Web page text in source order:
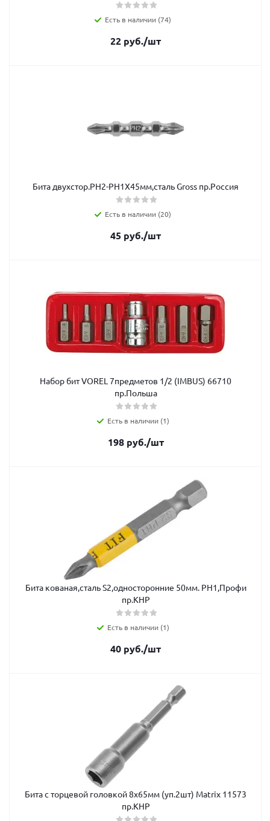
Есть в наличии (74)
22 руб./шт
Бита двухстор.РН2-РН1Х45мм,сталь Gross пр.Россия
Есть в наличии (20)
45 руб./шт
Набор бит VOREL 7предметов 1/2 (IMBUS) 66710
пр.Польша
Есть в наличии (1)
198руб./шт
Бита кованая,сталь S2,односторонние 50мм. PH1,Профи
пр.КНР
Есть в наличии (1)
40 руб./шт
Бита с торцевой головкой 8х65мм (уп.2шт) Matrix 11573
пр.КНР